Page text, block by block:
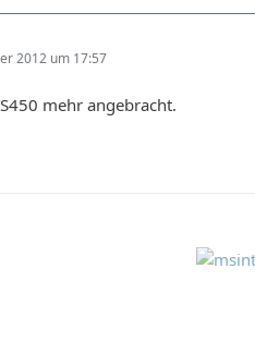
2012 um 17:57
mehr angebracht.